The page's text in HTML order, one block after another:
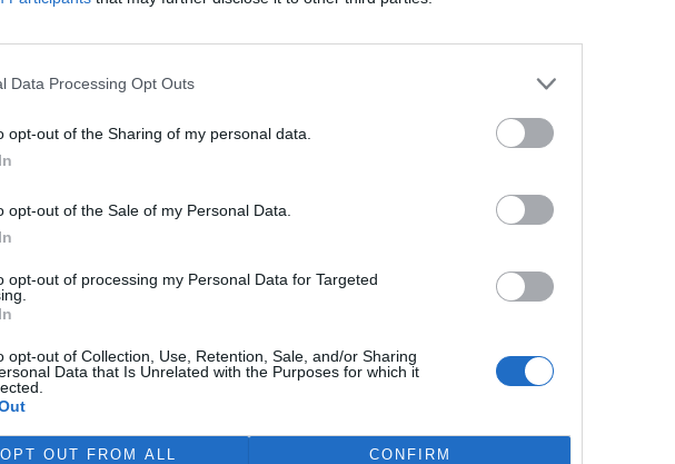
Data Processing Opt Outs
opt-out of the Sharing of my personal data.
opt-out of the Sale of my Personal Data.
opt-out of processing my Personal Data for Targeted
opt-out of Collection, Use, Retention, Sale, and/or Sharing
Data that Is Unrelated with the Purposes for which it
OPT OUT FROM ALL CONFIRM
a pomoc při hledání zvířete. Návštěvníci do Ráje
sezonu venkovní expozici se 14 lemury,"
do venkovní expozice na ostrově a z
poloopice. Ve 14:30 si mohou poslechnout i
červenobřiší a lemur běločelý. Ráj lemurů je otevřen
nepříznivého počasí či nenadálých provozních